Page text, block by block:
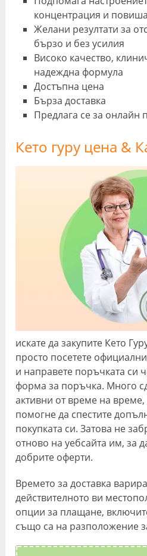
концентрация и
Желани резултати за
бързо и без усилия
Високо качество,
надеждна формула
Достъпна цена
Бърза доставка
Предлага се за онлайн
Кето гуру цена &
искате да закупите Кето
просто посетете
и направете поръчката си
форма за поръчка. Много
активни от време на
помогне да спестите
покупката си. Затова не
отново на уебсайта им, за
добрите оферти.
Времето за доставка
действителното ви
опции за плащане,
също са на разположение